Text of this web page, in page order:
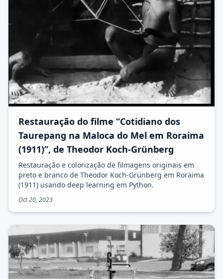
Restauração do filme “Cotidiano dos
Taurepang na Maloca do Mel em Roraima
(1911)”, de Theodor Koch-Grünberg
Restauração e colorização de filmagens originais em
preto e branco de Theodor Koch-Grünberg em Roraima
(1911) usando deep learning em Python.
Oct 20, 2023